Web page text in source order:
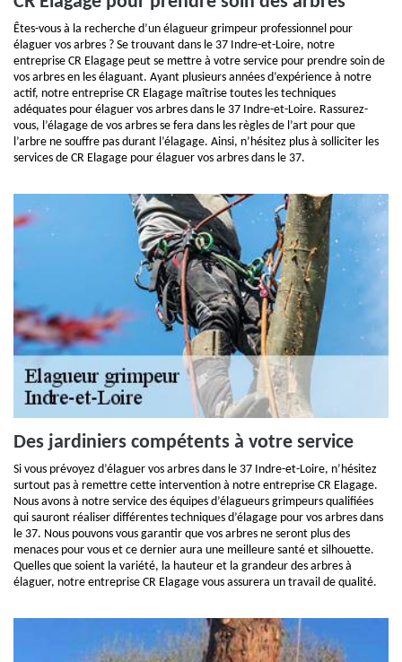
Êtes-vous à la recherche d’un élagueur grimpeur professionnel pour
élaguer vos arbres ? Se trouvant dans le 37 Indre-et-Loire, notre
entreprise CR Elagage peut se mettre à votre service pour prendre soin de
vos arbres en les élaguant. Ayant plusieurs années d’expérience à notre
actif, notre entreprise CR Elagage maîtrise toutes les techniques
adéquates pour élaguer vos arbres dans le 37 Indre-et-Loire. Rassurez-
vous, l’élagage de vos arbres se fera dans les règles de l’art pour que
l’arbre ne souffre pas durant l’élagage. Ainsi, n’hésitez plus à solliciter les
services de CR Elagage pour élaguer vos arbres dans le 37.
Des jardiniers compétents à votre service
Si vous prévoyez d’élaguer vos arbres dans le 37 Indre-et-Loire, n’hésitez
surtout pas à remettre cette intervention à notre entreprise CR Elagage.
Nous avons à notre service des équipes d’élagueurs grimpeurs qualifiées
qui sauront réaliser différentes techniques d’élagage pour vos arbres dans
le 37. Nous pouvons vous garantir que vos arbres ne seront plus des
menaces pour vous et ce dernier aura une meilleure santé et silhouette.
Quelles que soient la variété, la hauteur et la grandeur des arbres à
élaguer, notre entreprise CR Elagage vous assurera un travail de qualité.